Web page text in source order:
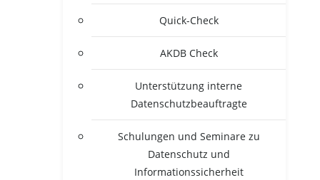
Quick-Check
AKDB Check
Unter­stüt­zung inter­ne
Datenschutzbeauftragte
Schu­lun­gen und Semi­na­re zu
Daten­schutz und
Informationssicherheit